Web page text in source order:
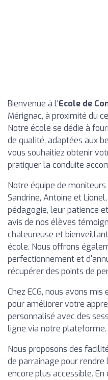
Bienvenue à l'Ecole de
Mérignac, à proximité du
Notre école se dédie à
de qualité, adaptées aux
vous souhaitiez obtenir
pratiquer la conduite
Notre équipe de
Sandrine, Antoine et
pédagogie, leur patience
avis de nos élèves
chaleureuse et
école. Nous offrons
perfectionnement et
récupérer des points de
Chez ECG, nous avons
pour améliorer votre
personnalisé avec des
ligne via notre plateforme.
Nous proposons des
de parrainage pour
encore plus accessible.